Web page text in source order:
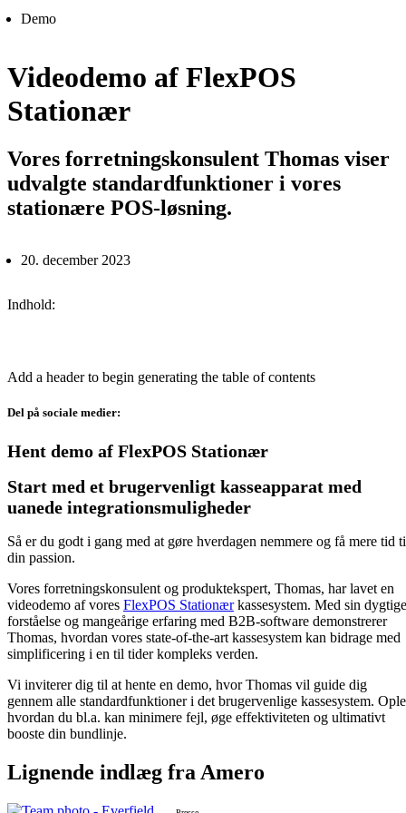
Demo
Videodemo af FlexPOS
Stationær
Vores forretningskonsulent Thomas viser
udvalgte standardfunktioner i vores
stationære POS-løsning.
20. december 2023
Indhold:
Add a header to begin generating the table of contents
Del på sociale medier:
Hent demo af FlexPOS Stationær
Start med et brugervenligt kasseapparat med
uanede integrationsmuligheder
Så er du godt i gang med at gøre hverdagen nemmere og få mere tid
din passion.
Vores forretningskonsulent og produktekspert, Thomas, har lavet en
videodemo af vores FlexPOS Stationærkassesystem. Med sin dygtige
forståelse og mangeårige erfaring med B2B-software demonstrerer
Thomas, hvordan vores state-of-the-art kassesystem kan bidrage med
simplificering i en til tider kompleks verden.
Vi inviterer dig til at hente en demo, hvor Thomas vil guide dig
gennem alle standardfunktioner i det brugervenlige kassesystem.
hvordan du bl.a. kan minimere fejl, øge effektiviteten og ultimativt
booste din bundlinje.
Lignende indlæg fra Amero